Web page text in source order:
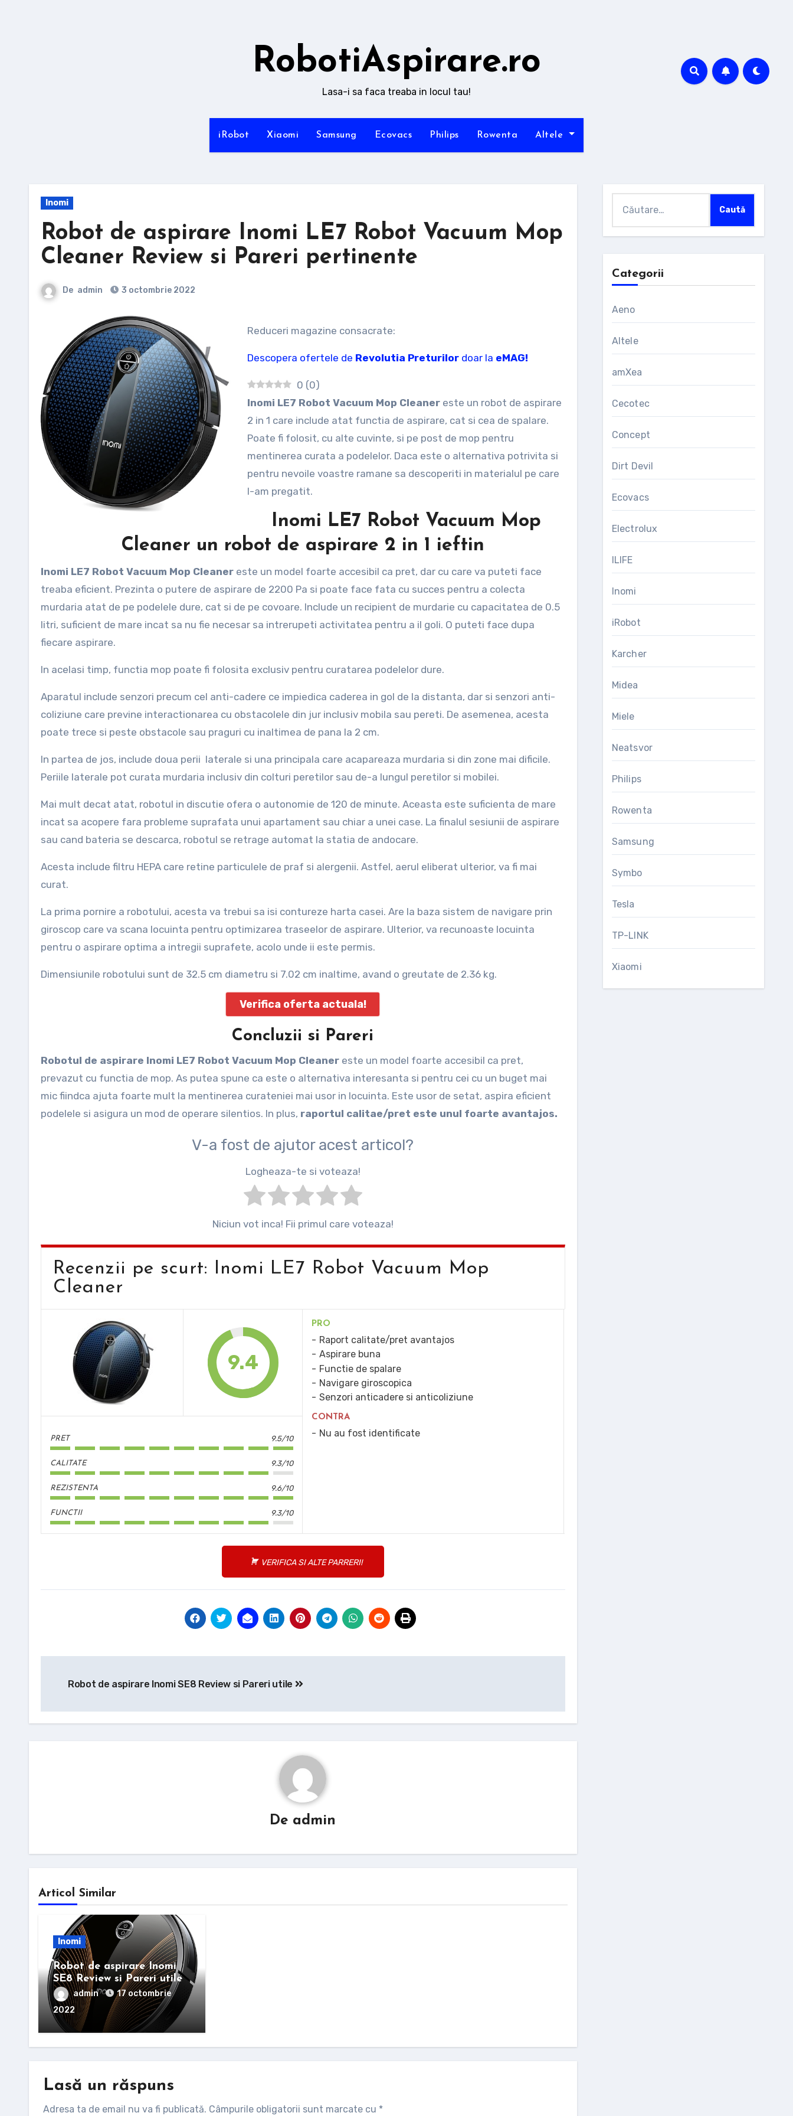
RobotiAspirare.ro
Lasa-i sa faca treaba in locul tau!
iRobot Xiaomi Samsung Ecovacs Philips Rowenta Altele
Inomi
Robot de aspirare Inomi LE7 Robot Vacuum Mop
Cleaner Review si Pareri pertinente
De admin 3 octombrie 2022
Reduceri magazine consacrate:
Descopera ofertele de Revolutia Preturilor doar la eMAG!
0 (0)
Inomi LE7 Robot Vacuum Mop Cleaner este un robot de aspirare
2 in 1 care include atat functia de aspirare, cat si cea de spalare.
Poate fi folosit, cu alte cuvinte, si pe post de mop pentru
mentinerea curata a podelelor. Daca este o alternativa potrivita si
pentru nevoile voastre ramane sa descoperiti in materialul pe care
l-am pregatit.
Inomi LE7 Robot Vacuum Mop
Cleaner un robot de aspirare 2 in 1 ieftin
Inomi LE7 Robot Vacuum Mop Cleaner este un model foarte accesibil ca pret, dar cu care va puteti face
treaba eficient. Prezinta o putere de aspirare de 2200 Pa si poate face fata cu succes pentru a colecta
murdaria atat de pe podelele dure, cat si de pe covoare. Include un recipient de murdarie cu capacitatea de 0.5
litri, suficient de mare incat sa nu fie necesar sa intrerupeti activitatea pentru a il goli. O puteti face dupa
fiecare aspirare.
In acelasi timp, functia mop poate fi folosita exclusiv pentru curatarea podelelor dure.
Aparatul include senzori precum cel anti-cadere ce impiedica caderea in gol de la distanta, dar si senzori anti-
coliziune care previne interactionarea cu obstacolele din jur inclusiv mobila sau pereti. De asemenea, acesta
poate trece si peste obstacole sau praguri cu inaltimea de pana la 2 cm.
In partea de jos, include doua perii laterale si una principala care acapareaza murdaria si din zone mai dificile.
Periile laterale pot curata murdaria inclusiv din colturi peretilor sau de-a lungul peretilor si mobilei.
Mai mult decat atat, robotul in discutie ofera o autonomie de 120 de minute. Aceasta este suficienta de mare
incat sa acopere fara probleme suprafata unui apartament sau chiar a unei case. La finalul sesiunii de aspirare
sau cand bateria se descarca, robotul se retrage automat la statia de andocare.
Acesta include filtru HEPA care retine particulele de praf si alergenii. Astfel, aerul eliberat ulterior, va fi mai
curat.
La prima pornire a robotului, acesta va trebui sa isi contureze harta casei. Are la baza sistem de navigare prin
giroscop care va scana locuinta pentru optimizarea traseelor de aspirare. Ulterior, va recunoaste locuinta
pentru o aspirare optima a intregii suprafete, acolo unde ii este permis.
Dimensiunile robotului sunt de 32.5 cm diametru si 7.02 cm inaltime, avand o greutate de 2.36 kg.
Verifica oferta actuala!
Concluzii si Pareri
Robotul de aspirare Inomi LE7 Robot Vacuum Mop Cleaner este un model foarte accesibil ca pret,
prevazut cu functia de mop. As putea spune ca este o alternativa interesanta si pentru cei cu un buget mai
mic fiindca ajuta foarte mult la mentinerea curateniei mai usor in locuinta. Este usor de setat, aspira eficient
podelele si asigura un mod de operare silentios. In plus, raportul calitae/pret este unul foarte avantajos.
V-a fost de ajutor acest articol?
Logheaza-te si voteaza!
Niciun vot inca! Fii primul care voteaza!
Recenzii pe scurt: Inomi LE7 Robot Vacuum Mop
Cleaner
9.4
PRET 9.5/10
CALITATE 9.3/10
REZISTENTA 9.6/10
FUNCTII 9.3/10
PRO
Raport calitate/pret avantajos
Aspirare buna
Functie de spalare
Navigare giroscopica
Senzori anticadere si anticoliziune
CONTRA
Nu au fost identificate
VERIFICA SI ALTE PARRERI!
articole
Robot de aspirare Inomi SE8 Review si Pareri utile
De admin
Articol Similar
Inomi
Robot de aspirare Inomi
SE8 Review si Pareri utile
admin
17 octombrie
2022
Lasă un răspuns
Adresa ta de email nu va fi publicată. Câmpurile obligatorii sunt marcate cu *
după:
Categorii
Aeno
Altele
amXea
Cecotec
Concept
Dirt Devil
Ecovacs
Electrolux
ILIFE
Inomi
iRobot
Karcher
Midea
Miele
Neatsvor
Philips
Rowenta
Samsung
Symbo
Tesla
TP-LINK
Xiaomi